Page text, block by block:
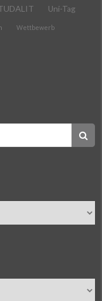
Uni-Tag
Wettbewerb